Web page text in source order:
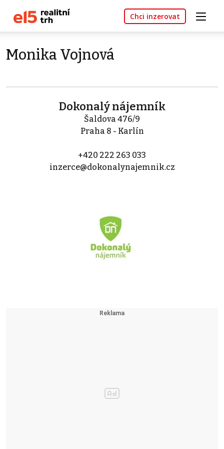
Chci inzerovat
Monika Vojnová
Dokonalý nájemník
Šaldova 476/9
Praha 8 - Karlín
+420 222 263 033
inzerce@dokonalynajemnik.cz